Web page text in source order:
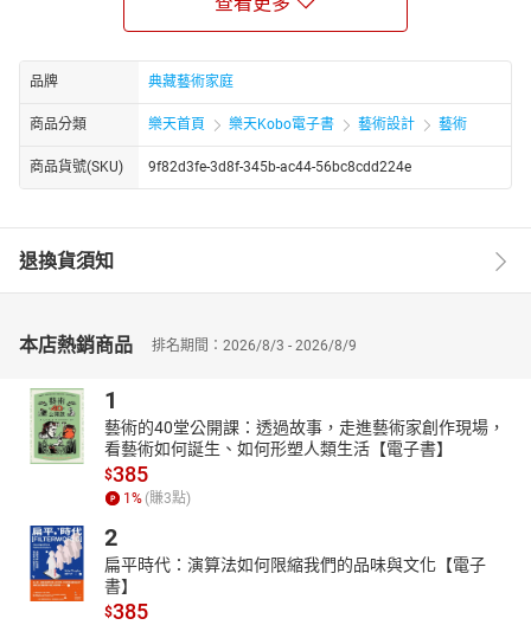
．精編彙整：收錄2013年兩岸三地與歐美各主要拍場的中國古玩拍
賣資訊，豐富詳實，是愛好收藏文物或有志於藝術投資者，涉足拍
賣市場的最佳指南。
趨勢。
．藝術鑑藏：全書五千多筆藝術精品資料皆以全彩精印圖文參照，
品牌 典藏藝術家庭
商品分類 樂天首頁 樂天Kobo電子書 藝術設計 藝術
商品貨號(SKU) 9f82d3fe-3d8f-345b-ac44-56bc8cdd224e
退換貨須知
本店熱銷商品 排名期間：2026/8/3 - 2026/8/9
1
藝術的40堂公開課：透過故事，走進藝術家創作現場，
看藝術如何誕生、如何形塑人類生活【電子書】
$385
1 % (賺3點)
2
扁平時代：演算法如何限縮我們的品味與文化【電子
書】
$385